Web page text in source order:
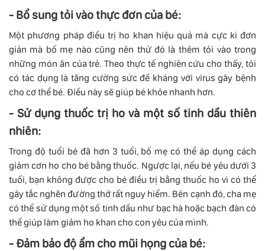
- Bổ sung tỏi vào thực đơn của bé:
Một phương pháp điều trị ho khan hiệu quả mà cực kì đơn
giản mà bố mẹ nào cũng nên thử đó là thêm tỏi vào trong
những món ăn của trẻ. Theo thực tế nghiên cứu cho thấy, tỏi
có tác dụng là tăng cường sức đề kháng với virus gây bệnh
cho cơ thể bé. Điều này sẽ giúp bé khỏe nhanh hơn.
- Sử dụng thuốc trị ho và một số tinh dầu thiên
nhiên:
Trong độ tuổi bé đã hơn 3 tuổi, bố mẹ có thể áp dụng cách
giảm cơn ho cho bé bằng thuốc. Ngược lại, nếu bé yêu dưới 3
tuổi, bạn không được cho bé điều trị bằng thuốc ho vì có thể
gây tắc nghẽn đường thở rất nguy hiểm. Bên cạnh đó, cha mẹ
có thể sử dụng một số tinh dầu như bạc hà hoặc bạch đàn có
thể giúp làm giảm ho khan cho con yêu của mình.
- Đảm bảo độ ẩm cho mũi họng của bé: